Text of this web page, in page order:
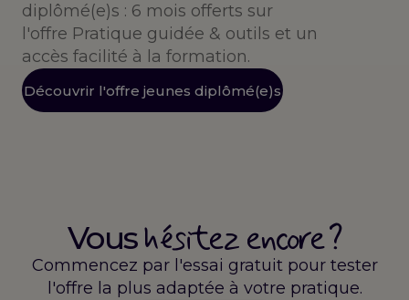
diplômé(e)s : 6 mois offerts sur
l'offre Pratique guidée & outils et un
accès facilité à la formation.
Découvrir l'offre jeunes diplômé(e)s
Voushésitez encore ?
Commencez par l'essai gratuit pour tester
l'offre la plus adaptée à votre pratique.